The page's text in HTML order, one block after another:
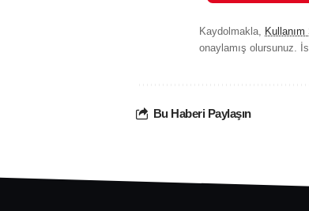
Kaydolmakla, Kullanım
onaylamış olursunuz.
Bu Haberi Paylaşın